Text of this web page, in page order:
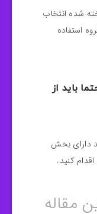
شده انتخاب
استفاده
باید از
دارای بخش
کنید.
مقاله